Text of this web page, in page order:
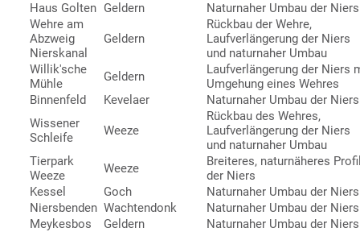
Haus Golten Geldern
Naturnaher Umbau der Niers
Wehre am
Abzweig
Nierskanal
Geldern
Rückbau der Wehre,
Laufverlängerung der Niers
und naturnaher Umbau
Willik'sche
Mühle
Geldern
Laufverlängerung der Niers
Umgehung eines Wehres
Binnenfeld
Kevelaer
Naturnaher Umbau der Niers
Wissener
Schleife
Weeze
Rückbau des Wehres,
Laufverlängerung der Niers
und naturnaher Umbau
Tierpark
Weeze
Weeze
Breiteres, naturnäheres
der Niers
Kessel
Goch
Naturnaher Umbau der Niers
Niersbenden Wachtendonk
Naturnaher Umbau der Niers
Meykesbos
Geldern Naturnaher Umbau der Niers